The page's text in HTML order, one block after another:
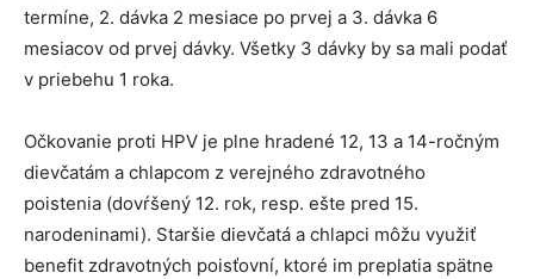
termíne, 2. dávka 2 mesiace po prvej a 3. dávka 6
mesiacov od prvej dávky. Všetky 3 dávky by sa mali podať
v priebehu 1 roka.
Očkovanie proti HPV je plne hradené 12, 13 a 14-ročným
dievčatám a chlapcom z verejného zdravotného
poistenia (dovŕšený 12. rok, resp. ešte pred 15.
narodeninami). Staršie dievčatá a chlapci môžu využiť
benefit zdravotných poisťovní, ktoré im preplatia spätne